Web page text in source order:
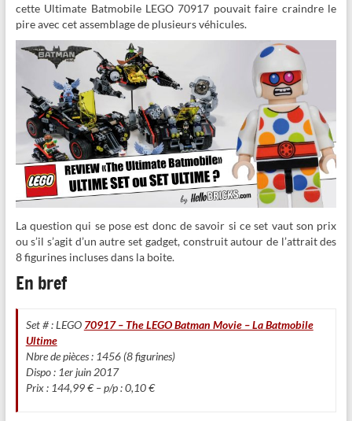
cette Ultimate Batmobile LEGO 70917 pouvait faire craindre le
pire avec cet assemblage de plusieurs véhicules.
La question qui se pose est donc de savoir si ce set vaut son prix
ou s’il s’agit d’un autre set gadget, construit autour de l’attrait des
8 figurines incluses dans la boite.
En bref
Set # : LEGO 70917 – The LEGO Batman Movie – La Batmobile
Ultime
Nbre de pièces : 1456 (8 figurines)
Dispo : 1er juin 2017
Prix : 144,99 € – p/p : 0,10 €